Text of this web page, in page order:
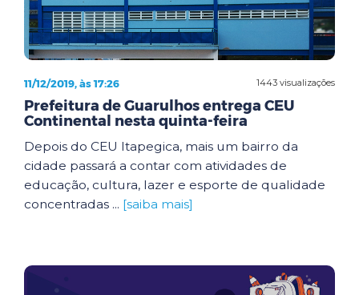
1443 visualizações
11/12/2019, às 17:26
Prefeitura de Guarulhos entrega CEU
Continental nesta quinta-feira
Depois do CEU Itapegica, mais um bairro da
cidade passará a contar com atividades de
educação, cultura, lazer e esporte de qualidade
concentradas ... [saiba mais]